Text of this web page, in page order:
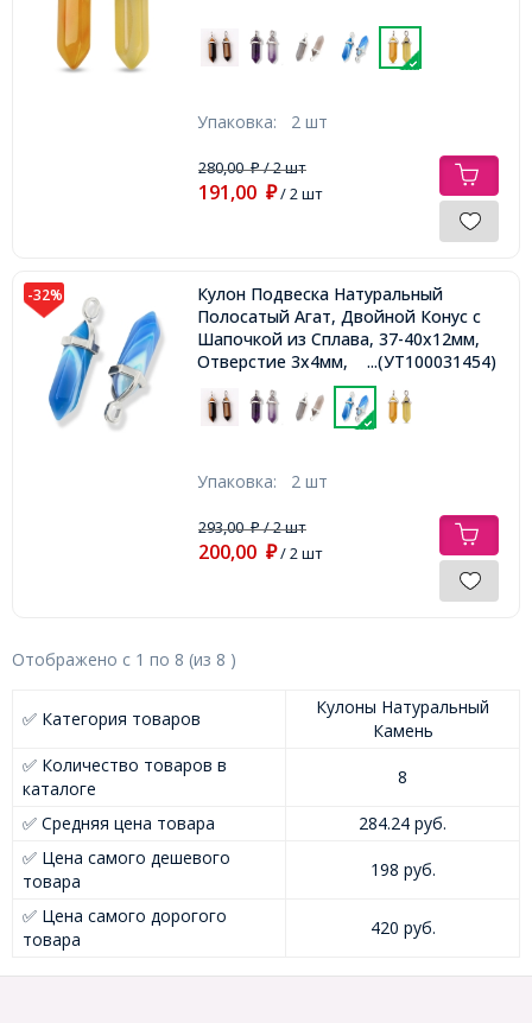
Упаковка: 2 шт
280,00₽/ 2 шт
191,00 ₽/ 2 шт
-32%
Кулон Подвеска Натуральный
Полосатый Агат, Двойной Конус с
Шапочкой из Сплава, 37-40х12мм,
Отверстие 3х4мм,
...(УТ100031454)
Упаковка: 2 шт
293,00₽/ 2 шт
200,00 ₽/ 2 шт
Отображено с 1 по 8 (из 8 )
✅ Категория товаров
Кулоны Натуральный
Камень
✅ Количество товаров в
каталоге
8
✅ Средняя цена товара
284.24 руб.
✅ Цена самого дешевого
товара
198 руб.
✅ Цена самого дорогого
товара
420 руб.